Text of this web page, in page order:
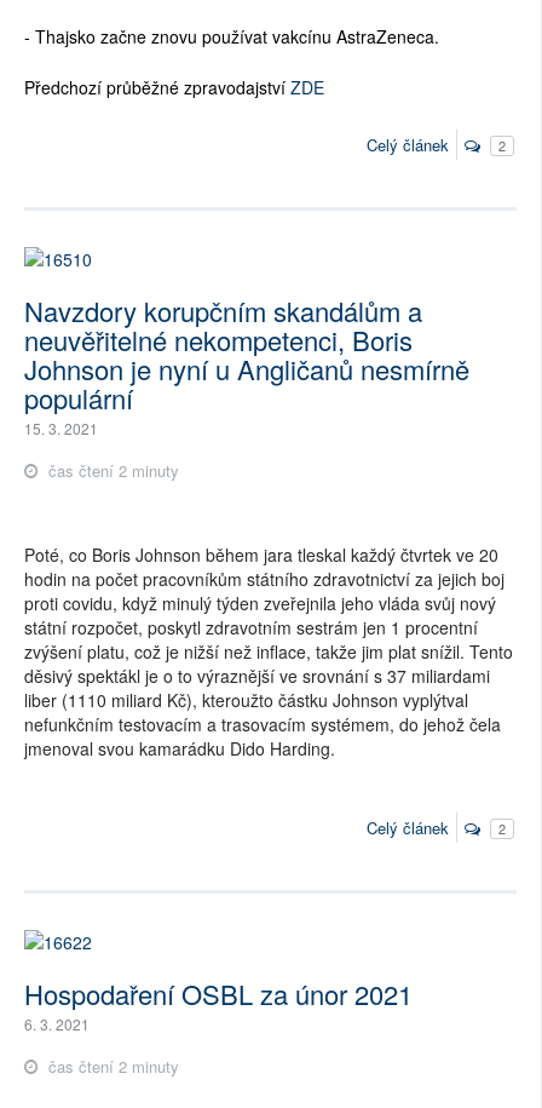
- Thajsko začne znovu používat vakcínu AstraZeneca.
Předchozí průběžné zpravodajství ZDE
Celý článek 2
Navzdory korupčním skandálům a
neuvěřitelné nekompetenci, Boris
Johnson je nyní u Angličanů nesmírně
populární
15. 3. 2021
čas čtení 2 minuty
Poté, co Boris Johnson během jara tleskal každý čtvrtek ve 20
hodin na počet pracovníkům státního zdravotnictví za jejich boj
proti covidu, když minulý týden zveřejnila jeho vláda svůj nový
státní rozpočet, poskytl zdravotním sestrám jen 1 procentní
zvýšení platu, což je nižší než inflace, takže jim plat snížil. Tento
děsivý spektákl je o to výraznější ve srovnání s 37 miliardami
liber (1110 miliard Kč), kteroužto částku Johnson vyplýtval
nefunkčním testovacím a trasovacím systémem, do jehož čela
jmenoval svou kamarádku Dido Harding.
Celý článek 2
Hospodaření OSBL za únor 2021
6. 3. 2021
čas čtení 2 minuty